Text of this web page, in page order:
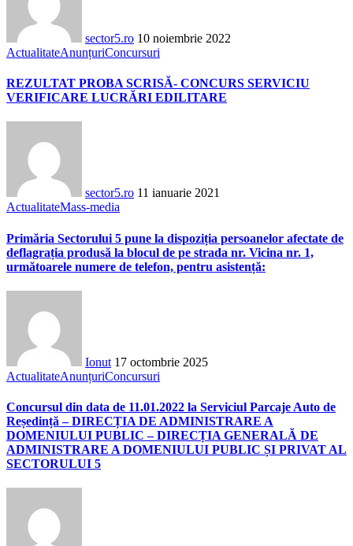
sector5.ro 10 noiembrie 2022
ActualitateAnunțuriConcursuri
REZULTAT PROBA SCRISĂ- CONCURS SERVICIU
VERIFICARE LUCRĂRI EDILITARE
sector5.ro 11 ianuarie 2021
ActualitateMass-media
Primăria Sectorului 5 pune la dispoziția persoanelor afectate de
deflagrația produsă la blocul de pe strada nr. Vicina nr. 1,
următoarele numere de telefon, pentru asistență:
Ionut 17 octombrie 2025
ActualitateAnunțuriConcursuri
Concursul din data de 11.01.2022 la Serviciul Parcaje Auto de
Reședință – DIRECȚIA DE ADMINISTRARE A
DOMENIULUI PUBLIC – DIRECȚIA GENERALĂ DE
ADMINISTRARE A DOMENIULUI PUBLIC ȘI PRIVAT AL
SECTORULUI 5